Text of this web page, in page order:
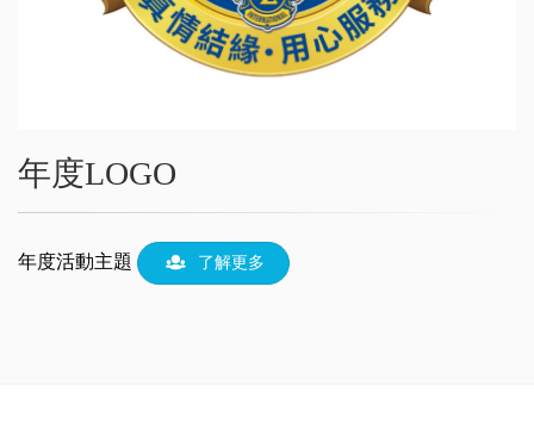
年度LOGO
年度活動主題 了解更多